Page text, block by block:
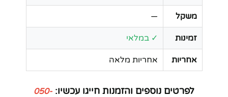
משקל —
זמינות ✓ במלאי
אחריות אחריות מלאה
לפרטים נוספים והזמנות חייגו עכשיו: 050-